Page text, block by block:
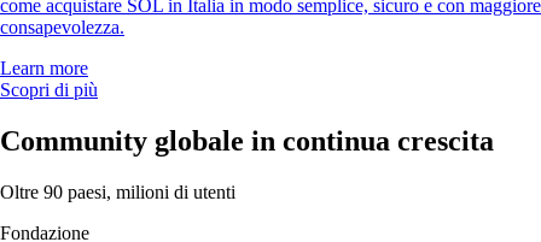
come acquistare SOL in Italia in modo semplice, sicuro e con maggiore
consapevolezza.
Learn more
Scopri di più
Community globale in continua crescita
Oltre 90 paesi, milioni di utenti
Fondazione